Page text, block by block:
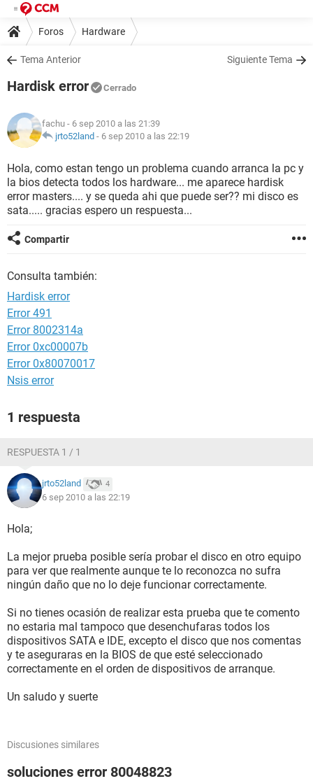
Foros Hardware
Tema Anterior Siguiente Tema
Hardisk error Cerrado
fachu - 6 sep 2010 a las 21:39
jrto52land - 6 sep 2010 a las 22:19
Hola, como estan tengo un problema cuando arranca la pc y
la bios detecta todos los hardware... me aparece hardisk
error masters.... y se queda ahi que puede ser?? mi disco es
sata..... gracias espero un respuesta...
Compartir
Consulta también:
Hardisk error
Error 491
Error 8002314a
Error 0xc00007b
Error 0x80070017
Nsis error
1 respuesta
RESPUESTA 1 / 1
jrto52land 4
6 sep 2010 a las 22:19
Hola;
La mejor prueba posible sería probar el disco en otro equipo
para ver que realmente aunque te lo reconozca no sufra
ningún daño que no lo deje funcionar correctamente.
Si no tienes ocasión de realizar esta prueba que te comento
no estaria mal tampoco que desenchufaras todos los
dispositivos SATA e IDE, excepto el disco que nos comentas
y te aseguraras en la BIOS de que esté seleccionado
correctamente en el orden de dispositivos de arranque.
Un saludo y suerte
Discusiones similares
soluciones error 80048823